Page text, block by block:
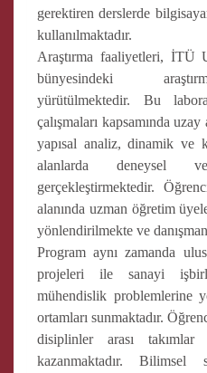
gerektiren derslerde
kullanılmaktadır.
Araştırma faaliyetleri, İTÜ
bünyesindeki
yürütülmektedir. Bu
çalışmaları kapsamında
yapısal analiz, dinamik ve
alanlarda deneysel
gerçekleştirmektedir.
alanında uzman öğretim
yönlendirilmekte ve
Program aynı zamanda
projeleri ile sanayi
mühendislik problemlerine
ortamları sunmaktadır.
disiplinler arası
kazanmaktadır. Bilimsel